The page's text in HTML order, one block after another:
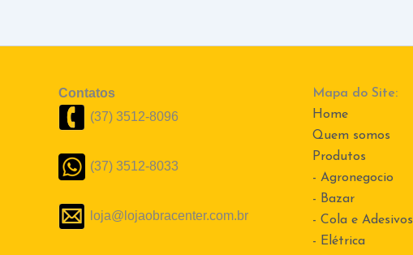
Contatos
(37) 3512-8096
(37) 3512-8033
loja@lojaobracenter.com.br
Mapa do Site:
Home
Quem somos
Produtos
- Agronegocio
- Bazar
- Cola e Adesivos
- Elétrica